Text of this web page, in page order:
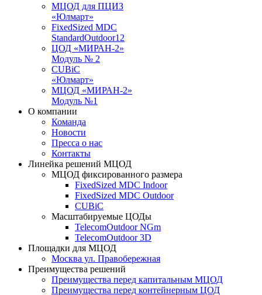
МЦОД для ПЦИЗ
«Юлмарт»
FixedSized MDC
StandardOutdoor12
ЦОД «МИРАН-2»
Модуль № 2
CUBiC
«Юлмарт»
MЦОД «МИРАН-2»
Модуль №1
О компании
Команда
Новости
Пресса о нас
Контакты
Линейка решений МЦОД
МЦОД фиксированного размера
FixedSized MDC Indoor
FixedSized MDC Outdoor
CUBiC
Масштабируемые ЦОДы
TelecomOutdoor NGm
TelecomOutdoor 3D
Площадки для МЦОД
Москва ул. Правобережная
Преимущества решений
Преимущества перед капитальным МЦОД
Преимущества перед контейнерным ЦОД